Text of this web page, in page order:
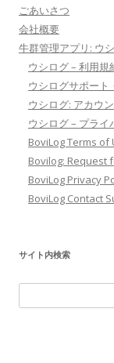
ごあいさつ
会社概要
牛群管理アプリ: ウ
ウシログ – 利用規
ウシログサポート
ウシログ: アカウ
ウシログ – プライ
BoviLog Terms of
Bovilog: Request
BoviLog Privacy
BoviLog Contact
サイト内検索
for: